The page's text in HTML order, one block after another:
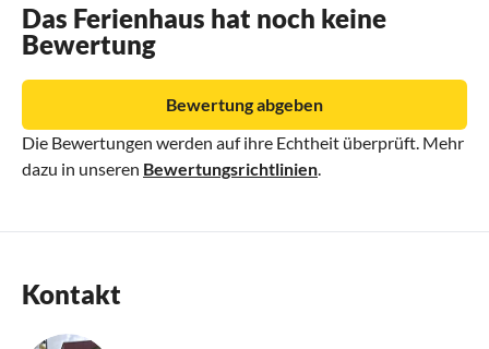
Das Ferienhaus hat noch keine
Bewertung
Die Bewertungen werden auf ihre Echtheit überprüft. Mehr
dazu in unseren Bewertungsrichtlinien
Bewertung abgeben
Kontakt